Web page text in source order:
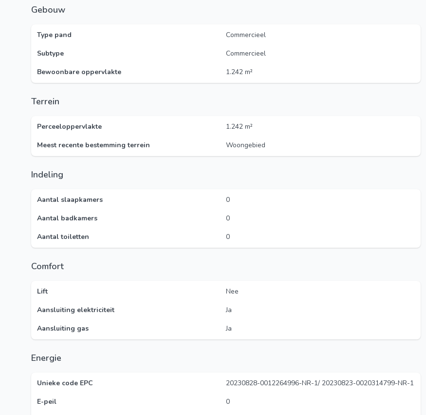
Gebouw
Type pand
Commercieel
Subtype
Commercieel
Bewoonbare oppervlakte
1.242 m²
Terrein
Perceeloppervlakte
1.242 m²
Meest recente bestemming terrein
Woongebied
Indeling
Aantal slaapkamers
0
Aantal badkamers
0
Aantal toiletten
0
Comfort
Lift
Nee
Aansluiting elektriciteit
Ja
Aansluiting gas
Ja
Energie
Unieke code EPC
20230828-0012264996-NR-1/ 20230823-0020314799-NR-1
E-peil
0